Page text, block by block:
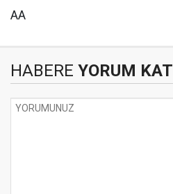
AA
HABERE YORUM KAT